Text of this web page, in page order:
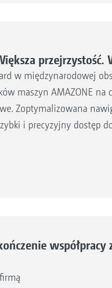
przejrzystość.
w międzynarodowej
maszyn AMAZONE na
Zoptymalizowana
i precyzyjny dostęp
współpracy